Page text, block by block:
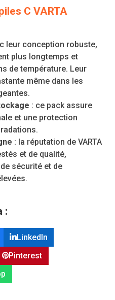
C VARTA
leur conception robuste,
plus longtemps et
de température. Leur
même dans les
: ce pack assure
et une protection
: la réputation de VARTA
et de qualité,
sécurité et de
:
LinkedIn
Pinterest